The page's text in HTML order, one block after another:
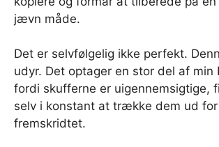
jævn måde.
Det er selvfølgelig ikke perfekt.
udyr. Det optager en stor del af min
fordi skufferne er uigennemsigtige,
selv i konstant at trække dem ud
fremskridtet.